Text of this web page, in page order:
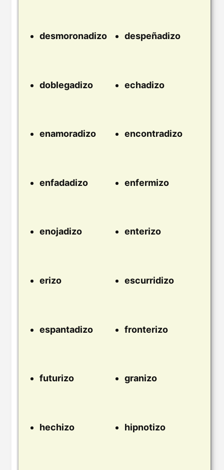
desmoronadizo despeñadizo
doblegadizo echadizo
enamoradizo encontradizo
enfadadizo enfermizo
enojadizo enterizo
erizo escurridizo
espantadizo fronterizo
futurizo granizo
hechizo hipnotizo